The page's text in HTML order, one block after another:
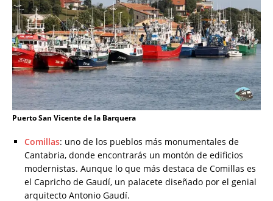
Puerto San Vicente de la Barquera
Comillas: uno de los pueblos más monumentales de
Cantabria, donde encontrarás un montón de edificios
modernistas. Aunque lo que más destaca de Comillas es
el Capricho de Gaudí, un palacete diseñado por el genial
arquitecto Antonio Gaudí.